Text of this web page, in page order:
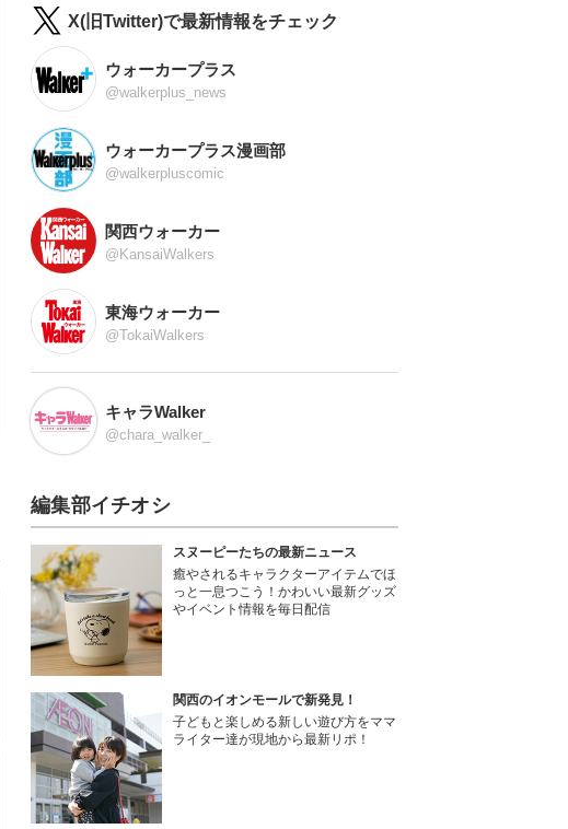
X(旧Twitter)で最新情報をチェック
ウォーカープラス
@walkerplus_news
ウォーカープラス漫画部
@walkerpluscomic
関西ウォーカー
@KansaiWalkers
東海ウォーカー
@TokaiWalkers
キャラWalker
@chara_walker_
編集部イチオシ
スヌーピーたちの最新ニュース
癒やされるキャラクターアイテムでほ
っと一息つこう！かわいい最新グッズ
やイベント情報を毎日配信
関西のイオンモールで新発見！
子どもと楽しめる新しい遊び方をママ
ライター達が現地から最新リポ！